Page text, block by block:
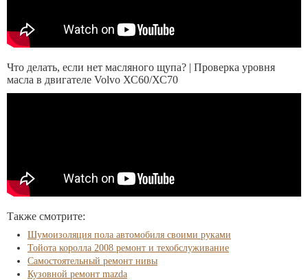
Что делать, если нет масляного щупа? | Проверка уровня
масла в двигателе Volvo ХС60/ХС70
Также смотрите:
Шумоизоляция пола автомобиля своими руками
Тойота королла 2008 ремонт и техобслуживание
Самостоятельный ремонт нивы
Кузовной ремонт mazda